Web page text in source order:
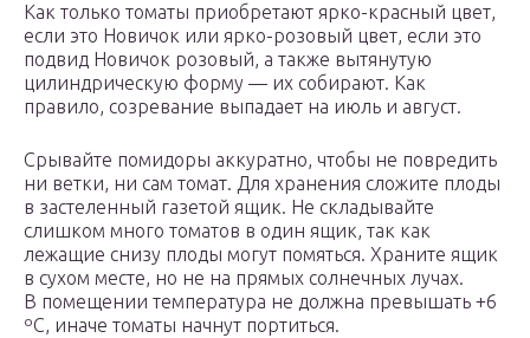
Как только томаты приобретают ярко-красный цвет,
если это Новичок или ярко-розовый цвет, если это
подвид Новичок розовый, а также вытянутую
цилиндрическую форму — их собирают. Как
правило, созревание выпадает на июль и август.
Срывайте помидоры аккуратно, чтобы не повредить
ни ветки, ни сам томат. Для хранения сложите плоды
в застеленный газетой ящик. Не складывайте
слишком много томатов в один ящик, так как
лежащие снизу плоды могут помяться. Храните ящик
в сухом месте, но не на прямых солнечных лучах.
В помещении температура не должна превышать +6
ºС, иначе томаты начнут портиться.